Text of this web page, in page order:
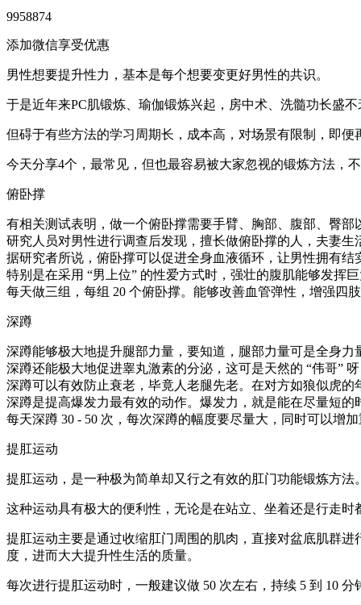
9958874
添加微信享受优惠
男性想要提升性力，基本是每个想要变更好男性的共识。
于是近年来PC肌锻炼、瑜伽锻炼兴起，房中术、洗髓功长盛不
但碍于有些方法的学习周期长，成本高，对场景有限制，即便
今天分享4个，最常见，但也最容易被大家忽视的锻炼方法，
俯卧撑
有相关测试表明，做一个俯卧撑需要手臂、胸部、腹部、臀
研究人员对男性进行调查后发现，擅长做俯卧撑的人，夫妻生
据研究者所说，俯卧撑可以促进全身血液循环，让男性拥有结
特别是在采用 “男上位” 的性爱方式时，强壮的腹肌能够发挥
每天做三组，每组 20 个俯卧撑。能够改善血管弹性，增强四
深蹲
深蹲能够极大地提升腿部力量，要知道，腿部力量可是全身
深蹲还能极大地促进睾丸激素的分泌，这可是天然的 “伟哥” 呀
深蹲可以有效防止衰老，毕竟人老腿先老。在对方如狼似虎的
深蹲是提高爆发力最有效的动作。爆发力，就是能在尽量短
每天深蹲 30 - 50 次，每次深蹲的幅度要尽量大，同时可以增
提肛运动
提肛运动，是一种极为简单却又行之有效的肛门功能锻炼方
这种运动具有极大的便利性，无论是在站立、坐着还是行走时
提肛运动主要是通过收缩肛门周围的肌肉，直接对盆底肌群
度，进而大大提升性生活的质量。
每次进行提肛运动时，一般建议做 50 次左右，持续 5 到 10